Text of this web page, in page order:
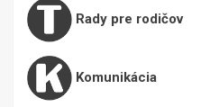
Rady pre rodičov
Komunikácia